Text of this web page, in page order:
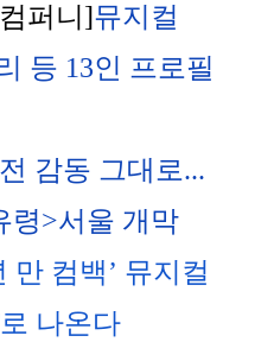
퍼니]뮤지컬
등 13인 프로필
령>서울 개막
만 컴백’ 뮤지컬
나온다